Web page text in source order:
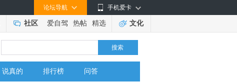
手机爱卡
论坛导航
社区 爱自驾 热帖 精选 文化
搜索
说真的 排行榜 问答